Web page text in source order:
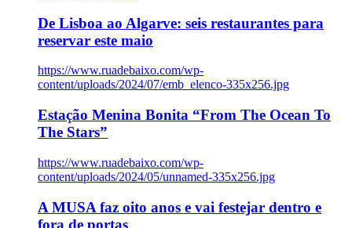
De Lisboa ao Algarve: seis restaurantes para
reservar este maio
https://www.ruadebaixo.com/wp-
content/uploads/2024/07/emb_elenco-335x256.jpg
Estação Menina Bonita “From The Ocean To
The Stars”
https://www.ruadebaixo.com/wp-
content/uploads/2024/05/unnamed-335x256.jpg
A MUSA faz oito anos e vai festejar dentro e
fora de portas